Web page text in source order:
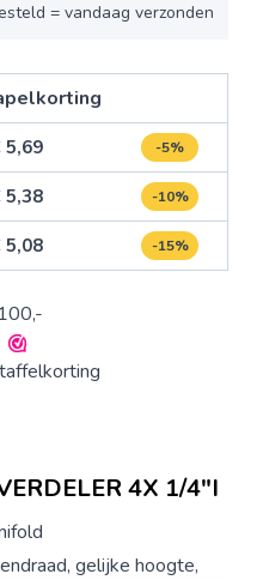
= vandaag verzonden
5,69 -5%
5,38 -10%
5,08 -15%
4X 1/4"I
gelijke hoogte,